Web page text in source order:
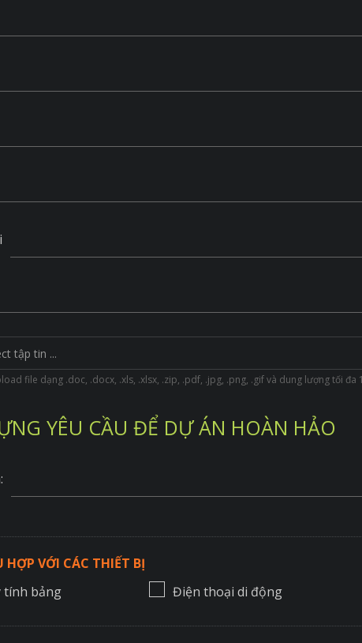
file dạng .doc, .docx, .xls, .xlsx, .zip, .pdf, .jpg, .png, .gif và dung lượng tối đa
YÊU CẦU ĐỂ DỰ ÁN HOÀN HẢO
HỢP VỚI CÁC THIẾT BỊ
tính bảng Điện thoại di động